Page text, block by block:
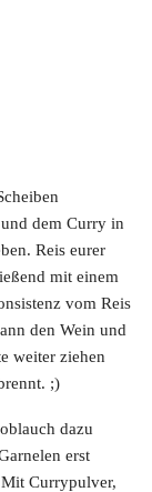
dem Curry in
Reis eurer
mit einem
vom Reis
den Wein und
weiter ziehen
;)
dazu
erst
Currypulver,